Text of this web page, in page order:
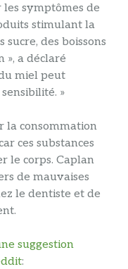
les symptômes de
stimulant la
sucre, des boissons
», a déclaré
miel peut
»
la consommation
ces substances
le corps. Caplan
de mauvaises
le dentiste et de
suggestion
: